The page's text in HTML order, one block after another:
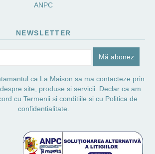
ANPC
NEWSLETTER
ca La Maison sa ma contacteze prin
site, produse si servicii. Declar ca am
cu Termenii si conditiile si cu Politica de
confidentialitate.